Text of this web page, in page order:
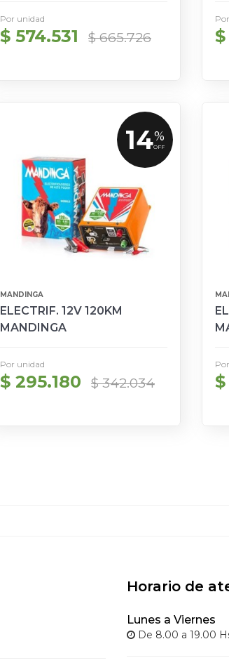
Por unidad
$ 574.531 $ 665.726
14%
OFF
MANDINGA
ELECTRIF. 12V 120KM
MANDINGA
Por unidad
$ 295.180 $ 342.034
Horario de
Lunes a Viernes
De 8.00 a 19.00